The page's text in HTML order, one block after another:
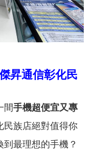
昇通信彰化民
間手機超便宜又專
民族店絕對值得你
最理想的手機？